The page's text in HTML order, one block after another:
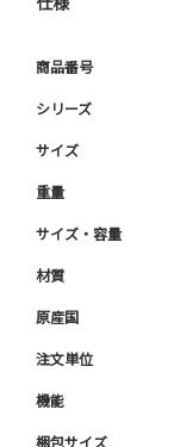
商品番号
シリーズ
サイズ
重量
サイズ・容量
材質
原産国
注文単位
機能
梱包サイズ